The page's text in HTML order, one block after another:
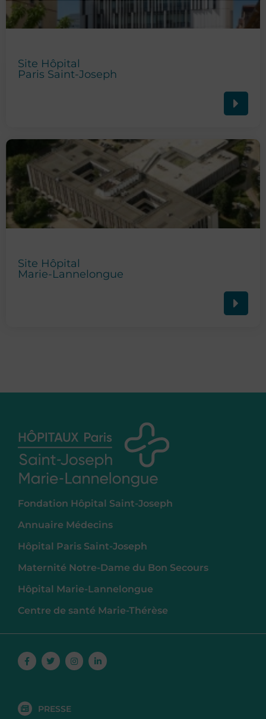
Site Hôpital
Paris Saint-Joseph
Site Hôpital
Marie-Lannelongue
Fondation Hôpital Saint-Joseph
Annuaire Médecins
Hôpital Paris Saint-Joseph
Maternité Notre-Dame du Bon Secours
Hôpital Marie-Lannelongue
Centre de santé Marie-Thérèse
Facebook-
f
TwitterInstagramLinkedin-
in
PRESSE